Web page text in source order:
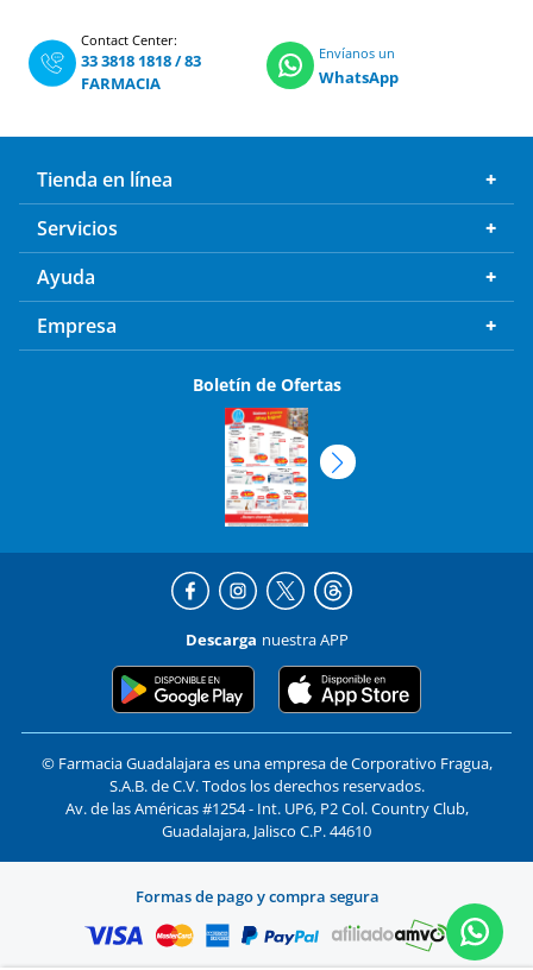
Contact Center:
33 3818 1818/83
FARMACIA
Envíanos un
WhatsApp
Tienda en línea
Servicios
Ayuda
Empresa
Boletín de Ofertas
Descarga nuestra APP
© Farmacia Guadalajara es una empresa de Corporativo Fragua,
S.A.B. de C.V. Todos los derechos reservados.
Av. de las Américas #1254 - Int. UP6, P2 Col. Country Club,
Guadalajara, Jalisco C.P. 44610
Formas de pago y compra segura